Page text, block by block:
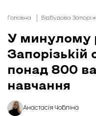
Головна Відбудова
У минулому
Запорізькій
понад 800
навчання
Анастасія Чобліна